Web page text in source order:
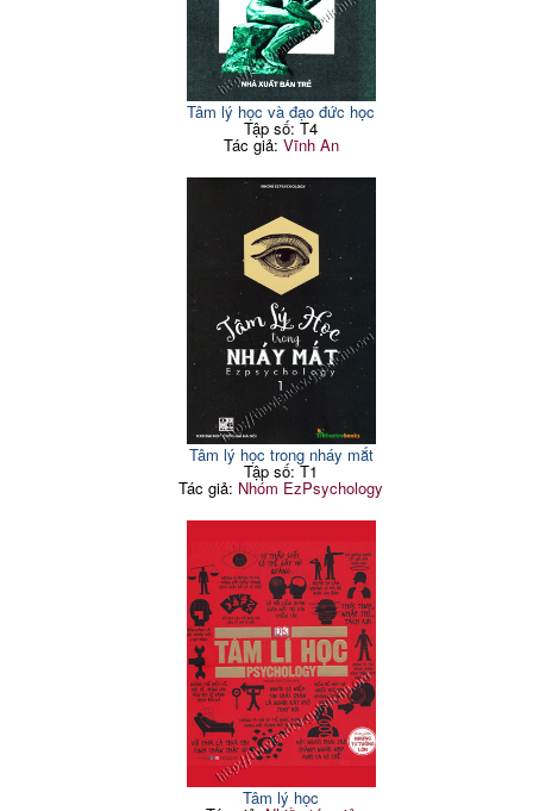
Tâm lý học và đạo đức học
Tập số: T4
Tác giả: Vĩnh An
Tâm lý học trong nháy mắt
Tập số: T1
Tác giả: Nhóm EzPsychology
Tâm lý học